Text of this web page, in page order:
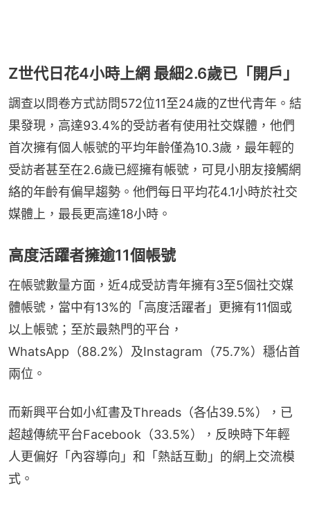
Z世代日花4小時上網 最細2.6歲已「開戶」
調查以問卷方式訪問572位11至24歲的Z世代青年。結
果發現，高達93.4%的受訪者有使用社交媒體，他們
首次擁有個人帳號的平均年齡僅為10.3歲，最年輕的
受訪者甚至在2.6歲已經擁有帳號，可見小朋友接觸網
絡的年齡有偏早趨勢。他們每日平均花4.1小時於社交
媒體上，最長更高達18小時。
高度活躍者擁逾11個帳號
在帳號數量方面，近4成受訪青年擁有3至5個社交媒
體帳號，當中有13%的「高度活躍者」更擁有11個或
以上帳號；至於最熱門的平台，
WhatsApp（88.2%）及Instagram（75.7%）穩佔首
兩位。
而新興平台如小紅書及Threads（各佔39.5%），已
超越傳統平台Facebook（33.5%），反映時下年輕
人更偏好「內容導向」和「熱話互動」的網上交流模
式。